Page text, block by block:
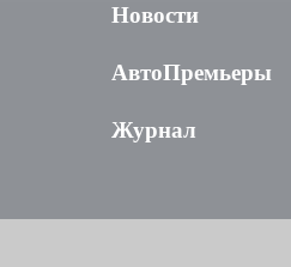
Новости
АвтоПремьеры
Журнал